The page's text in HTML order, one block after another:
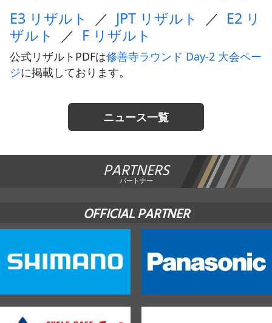
JBCF ROAD SERIESとは
E3 リザルト ／ JPT リザルト ／ E2 リ
ザルト
／ F リザルト
公式リザルトPDFは修善寺ラウンド Day-2 大会ペー
ジに掲載しております。
ニュース一覧
PARTNERS
パートナー
OFFICIAL PARTNER